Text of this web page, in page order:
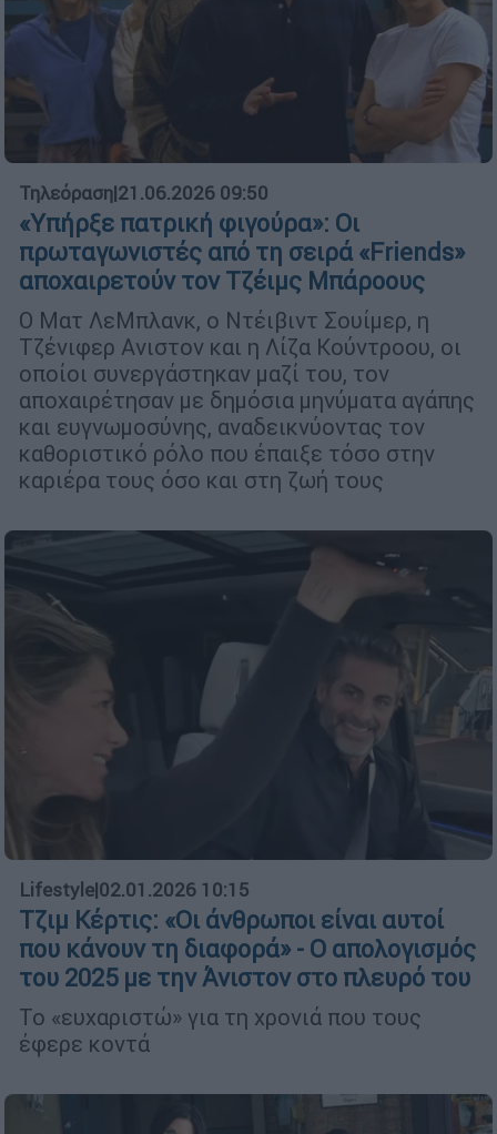
Τηλεόραση|21.06.2026 09:50
«Yπήρξε πατρική φιγούρα»: Οι
πρωταγωνιστές από τη σειρά «Friends»
αποχαιρετούν τον Τζέιμς Μπάροους
Ο Ματ ΛεΜπλανκ, ο Ντέιβιντ Σουίμερ, η
Τζένιφερ Ανιστον και η Λίζα Κούντροου, οι
οποίοι συνεργάστηκαν μαζί του, τον
αποχαιρέτησαν με δημόσια μηνύματα αγάπης
και ευγνωμοσύνης, αναδεικνύοντας τον
καθοριστικό ρόλο που έπαιξε τόσο στην
καριέρα τους όσο και στη ζωή τους
Lifestyle|02.01.2026 10:15
Τζιμ Κέρτις: «Οι άνθρωποι είναι αυτοί
που κάνουν τη διαφορά» - Ο απολογισμός
του 2025 με την Άνιστον στο πλευρό του
Το «ευχαριστώ» για τη χρονιά που τους
έφερε κοντά